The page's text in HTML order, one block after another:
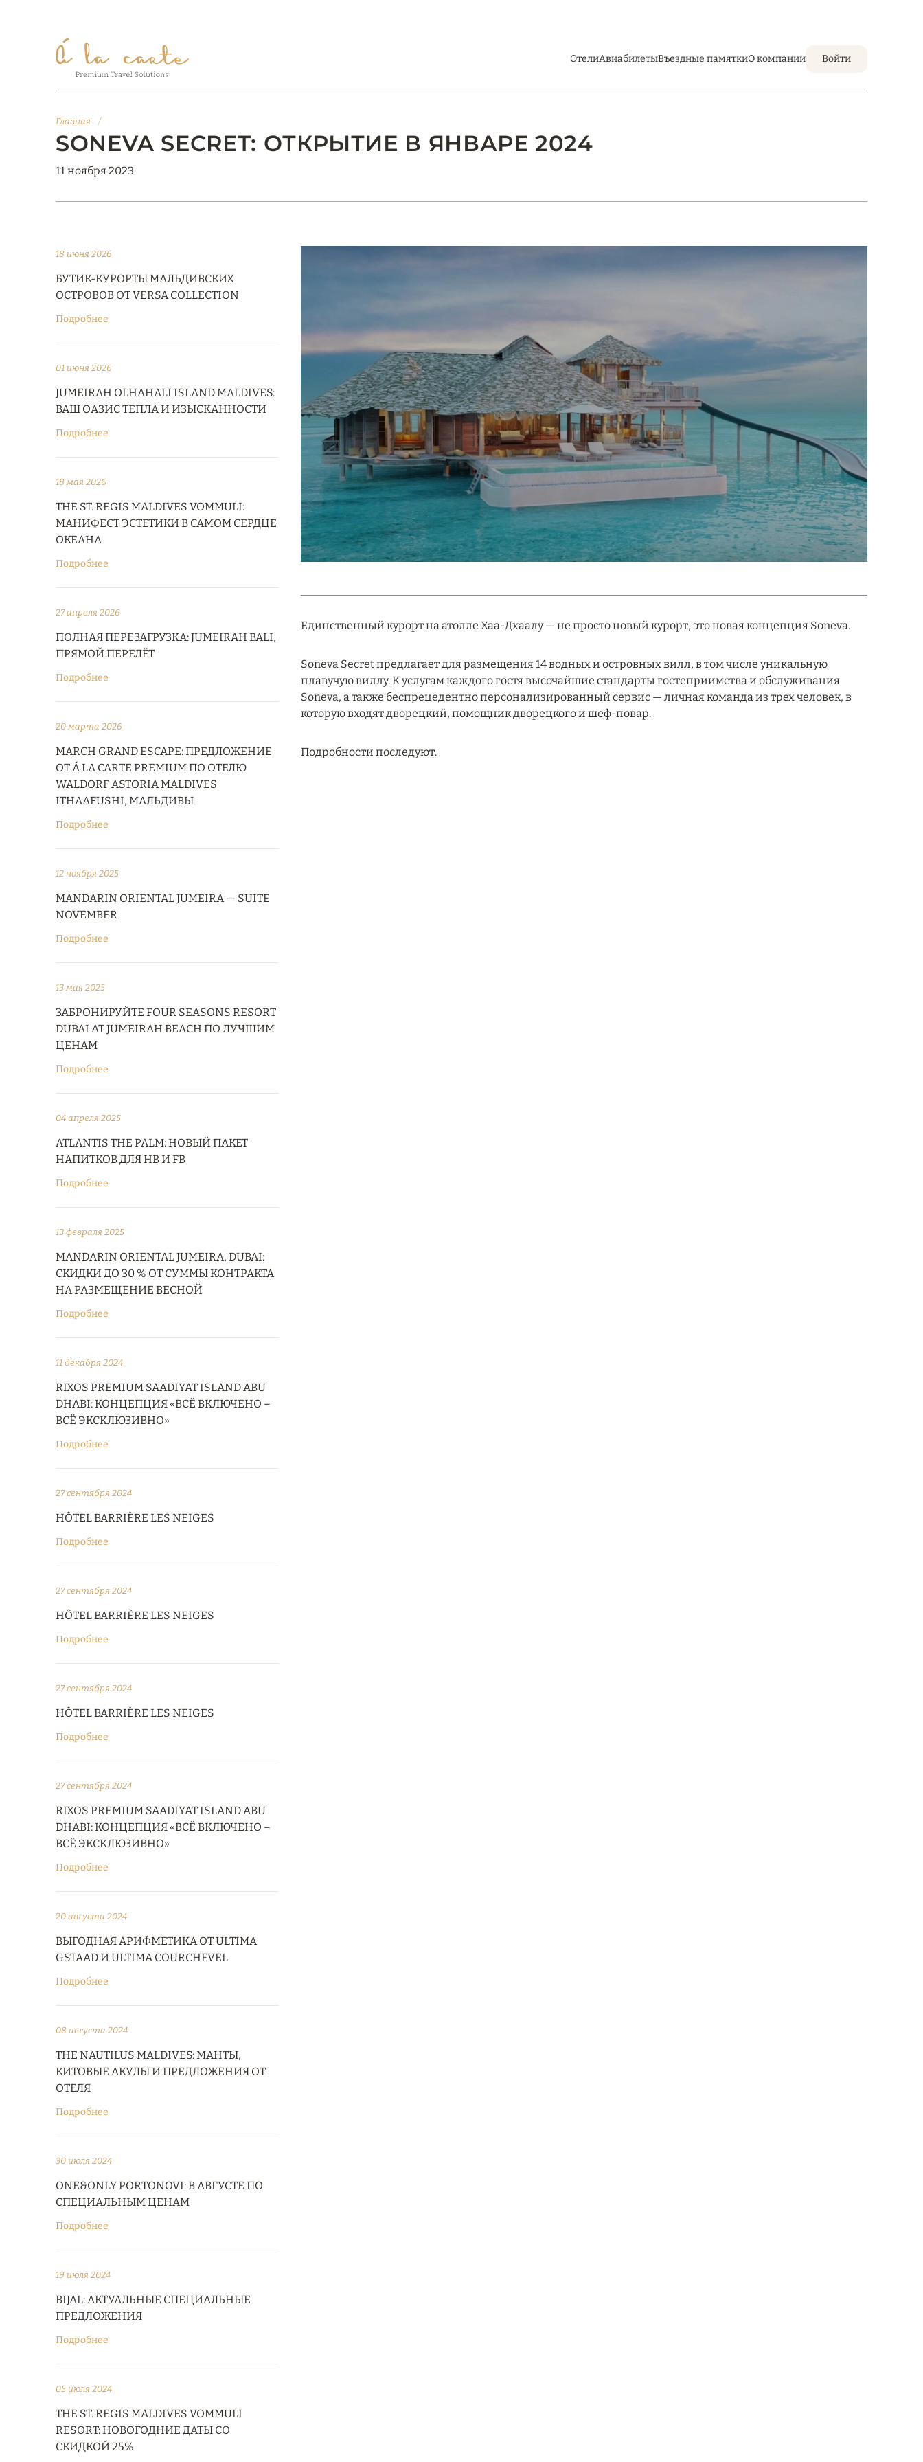
ОтелиАвиабилетыВъездные памяткиО компании Войти
Главная /
SONEVA SECRET: ОТКРЫТИЕ В ЯНВАРЕ 2024
11 ноября 2023
18 июня 2026
БУТИК-КУРОРТЫ МАЛЬДИВСКИХ
ОСТРОВОВ ОТ VERSA COLLECTION
Подробнее
01 июня 2026
JUMEIRAH OLHAHALI ISLAND MALDIVES:
ВАШ ОАЗИС ТЕПЛА И ИЗЫСКАННОСТИ
Подробнее
18 мая 2026
THE ST. REGIS MALDIVES VOMMULI:
МАНИФЕСТ ЭСТЕТИКИ В САМОМ СЕРДЦЕ
ОКЕАНА
Подробнее
27 апреля 2026
ПОЛНАЯ ПЕРЕЗАГРУЗКА: JUMEIRAH BALI,
ПРЯМОЙ ПЕРЕЛЁТ
Подробнее
20 марта 2026
MARCH GRAND ESCAPE: ПРЕДЛОЖЕНИЕ
ОТ Á LA CARTE PREMIUM ПО ОТЕЛЮ
WALDORF ASTORIA MALDIVES
ITHAAFUSHI, МАЛЬДИВЫ
Подробнее
12 ноября 2025
MANDARIN ORIENTAL JUMEIRA — SUITE
NOVEMBER
Подробнее
13 мая 2025
ЗАБРОНИРУЙТЕ FOUR SEASONS RESORT
DUBAI AT JUMEIRAH BEACH ПО ЛУЧШИМ
ЦЕНАМ
Подробнее
04 апреля 2025
ATLANTIS THE PALM: НОВЫЙ ПАКЕТ
НАПИТКОВ ДЛЯ HB И FB
Подробнее
13 февраля 2025
MANDARIN ORIENTAL JUMEIRA, DUBAI:
СКИДКИ ДО 30 % ОТ СУММЫ КОНТРАКТА
НА РАЗМЕЩЕНИЕ ВЕСНОЙ
Подробнее
11 декабря 2024
RIXOS PREMIUM SAADIYAT ISLAND ABU
DHABI: КОНЦЕПЦИЯ «ВСЁ ВКЛЮЧЕНО –
ВСЁ ЭКСКЛЮЗИВНО»
Подробнее
27 сентября 2024
HÔTEL BARRIÈRE LES NEIGES
Подробнее
27 сентября 2024
HÔTEL BARRIÈRE LES NEIGES
Подробнее
27 сентября 2024
HÔTEL BARRIÈRE LES NEIGES
Подробнее
27 сентября 2024
RIXOS PREMIUM SAADIYAT ISLAND ABU
DHABI: КОНЦЕПЦИЯ «ВСЁ ВКЛЮЧЕНО –
ВСЁ ЭКСКЛЮЗИВНО»
Подробнее
20 августа 2024
ВЫГОДНАЯ АРИФМЕТИКА ОТ ULTIMA
GSTAAD И ULTIMA COURCHEVEL
Подробнее
08 августа 2024
THE NAUTILUS MALDIVES: МАНТЫ,
КИТОВЫЕ АКУЛЫ И ПРЕДЛОЖЕНИЯ ОТ
ОТЕЛЯ
Подробнее
30 июля 2024
ONE&ONLY PORTONOVI: В АВГУСТЕ ПО
СПЕЦИАЛЬНЫМ ЦЕНАМ
Подробнее
19 июля 2024
BIJAL: АКТУАЛЬНЫЕ СПЕЦИАЛЬНЫЕ
ПРЕДЛОЖЕНИЯ
Подробнее
05 июля 2024
THE ST. REGIS MALDIVES VOMMULI
RESORT: НОВОГОДНИЕ ДАТЫ СО
СКИДКОЙ 25%
Единственный курорт на атолле Хаа-Дхаалу — не просто новый курорт, это новая концепция Soneva.
Soneva Secret предлагает для размещения 14 водных и островных вилл, в том числе уникальную
плавучую виллу. К услугам каждого гостя высочайшие стандарты гостеприимства и обслуживания
Soneva, а также беспрецедентно персонализированный сервис — личная команда из трех человек, в
которую входят дворецкий, помощник дворецкого и шеф-повар.
Подробности последуют.